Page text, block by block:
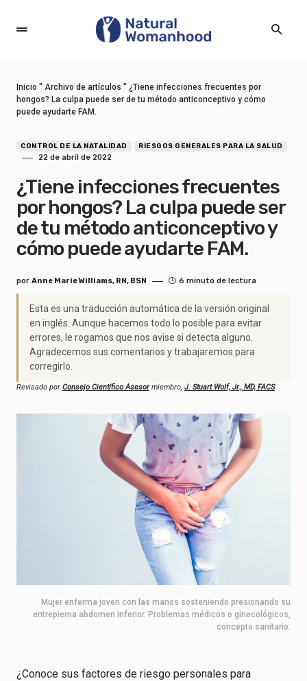
Inicio " Archivo de artículos " ¿Tiene infecciones frecuentes por
hongos? La culpa puede ser de tu método anticonceptivo y cómo
puede ayudarte FAM.
CONTROL DE LA NATALIDAD RIESGOS GENERALES PARA LA SALUD
22 de abril de 2022
¿Tiene infecciones frecuentes
por hongos? La culpa puede ser
de tu método anticonceptivo y
cómo puede ayudarte FAM.
por Anne Marie Williams, RN, BSN 6 minuto de lectura
Esta es una traducción automática de la versión original
en inglés. Aunque hacemos todo lo posible para evitar
errores, le rogamos que nos avise si detecta alguno.
Agradecemos sus comentarios y trabajaremos para
corregirlo.
Revisado por Consejo Científico Asesormiembro, J. Stuart Wolf, Jr., MD, FACS
Mujer enferma joven con las manos sosteniendo presionando su
entrepierna abdomen inferior. Problemas médicos o ginecológicos,
concepto sanitario.
¿Conoce sus factores de riesgo personales para